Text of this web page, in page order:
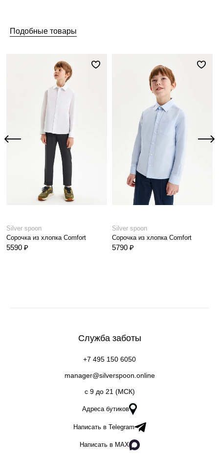
Подобные товары
Silver spoon
Сорочка из хлопка Comfort
5590 ₽
Silver spoon
Сорочка из хлопка Comfort
5790 ₽
Служба заботы
+7 495 150 6050
manager@silverspoon.online
c 9 до 21 (МСК)
Адреса бутиков
Написать в Telegram
Написать в MAX